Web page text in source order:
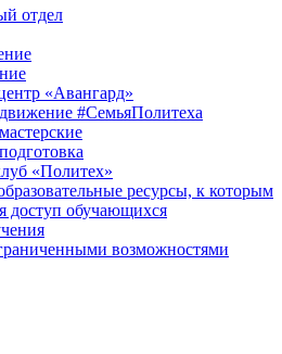
отдел
«Авангард»
#СемьяПолитеха
«Политех»
ресурсы, к которым
доступ обучающихся
возможностями